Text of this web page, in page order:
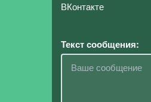
Текст сообщения: